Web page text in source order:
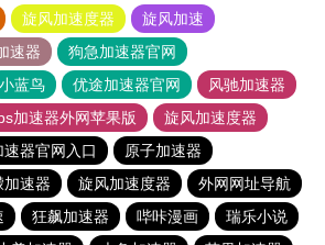
旋风加速度器
旋风加速
速器
狗急加速器官网
小蓝鸟 优途加速器官网
风驰加速器
加速器外网苹果版
旋风加速度器
速器官网入口
原子加速器
加速器 旋风加速度器
外网网址导航
狂飙加速器 哔咔漫画
瑞乐小说